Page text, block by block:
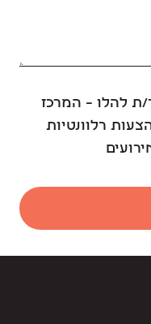
ת להלו – המרכז
רלוונטיות